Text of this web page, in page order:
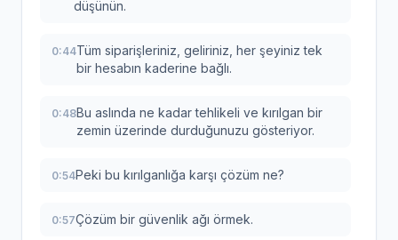
düşünün.
0:44Tüm siparişleriniz, geliriniz, her şeyiniz tek
bir hesabın kaderine bağlı.
0:48Bu aslında ne kadar tehlikeli ve kırılgan bir
zemin üzerinde durduğunuzu gösteriyor.
0:54Peki bu kırılganlığa karşı çözüm ne?
0:57Çözüm bir güvenlik ağı örmek.